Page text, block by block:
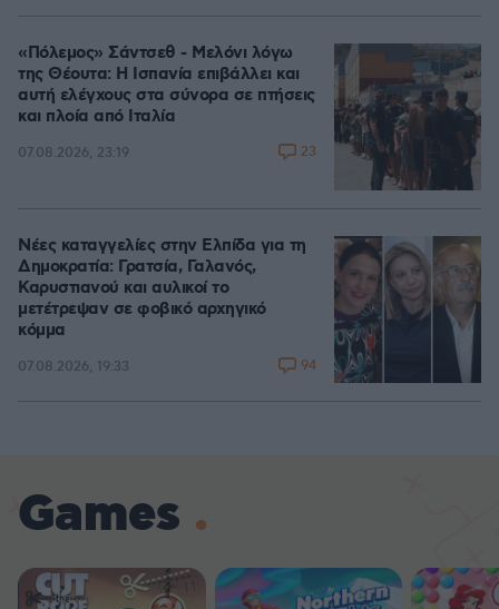
«Πόλεμος» Σάντσεθ - Μελόνι λόγω
της Θέουτα: Η Ισπανία επιβάλλει και
αυτή ελέγχους στα σύνορα σε πτήσεις
και πλοία από Ιταλία
07.08.2026, 23:19 23
Νέες καταγγελίες στην Ελπίδα για τη
Δημοκρατία: Γρατσία, Γαλανός,
Καρυστιανού και αυλικοί το
μετέτρεψαν σε φοβικό αρχηγικό
κόμμα
07.08.2026, 19:33 94
Games